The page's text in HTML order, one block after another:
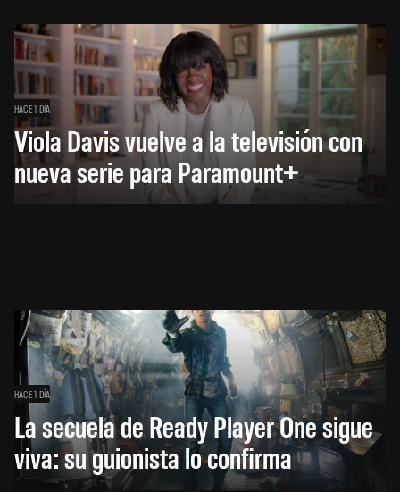
HACE 1 DÍA
Viola Davis vuelve a la televisión con
nueva serie para Paramount+
HACE 1 DÍA
La secuela de Ready Player One sigue
viva: su guionista lo confirma